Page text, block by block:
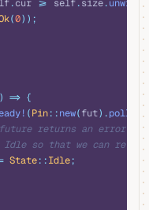
.cur >= self.size.
(0));
) => {
(Pin::new(fut).poll cx
returns an error,
so that we can retry
= State::Idle;